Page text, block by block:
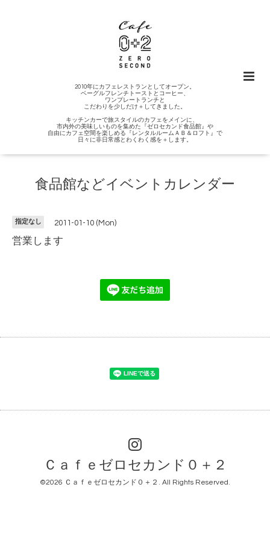
2010年にカフェレストランとしてオープン。
ベーグルフレンチトーストとコーヒー、
ワンプレートランチと
こだわりを少しだけ＋してきました。
キッチンカーで旅スタイルのカフェをメインに、
市内外の美味しいものを集めた『ゼロセカンド食品館』や
自由にカフェ空間を楽しめる『レンタルルームＡＢ＆ロフト』で
日々に非日常感とわくわく感を＋します。
食品館などイベントカレンダー
指定なし 2011-01-10 (Mon)
営業します
Ｃａｆｅゼロセカンド０＋２
©2026 Ｃａｆｅゼロセカンド０＋２ . All Rights Reserved.